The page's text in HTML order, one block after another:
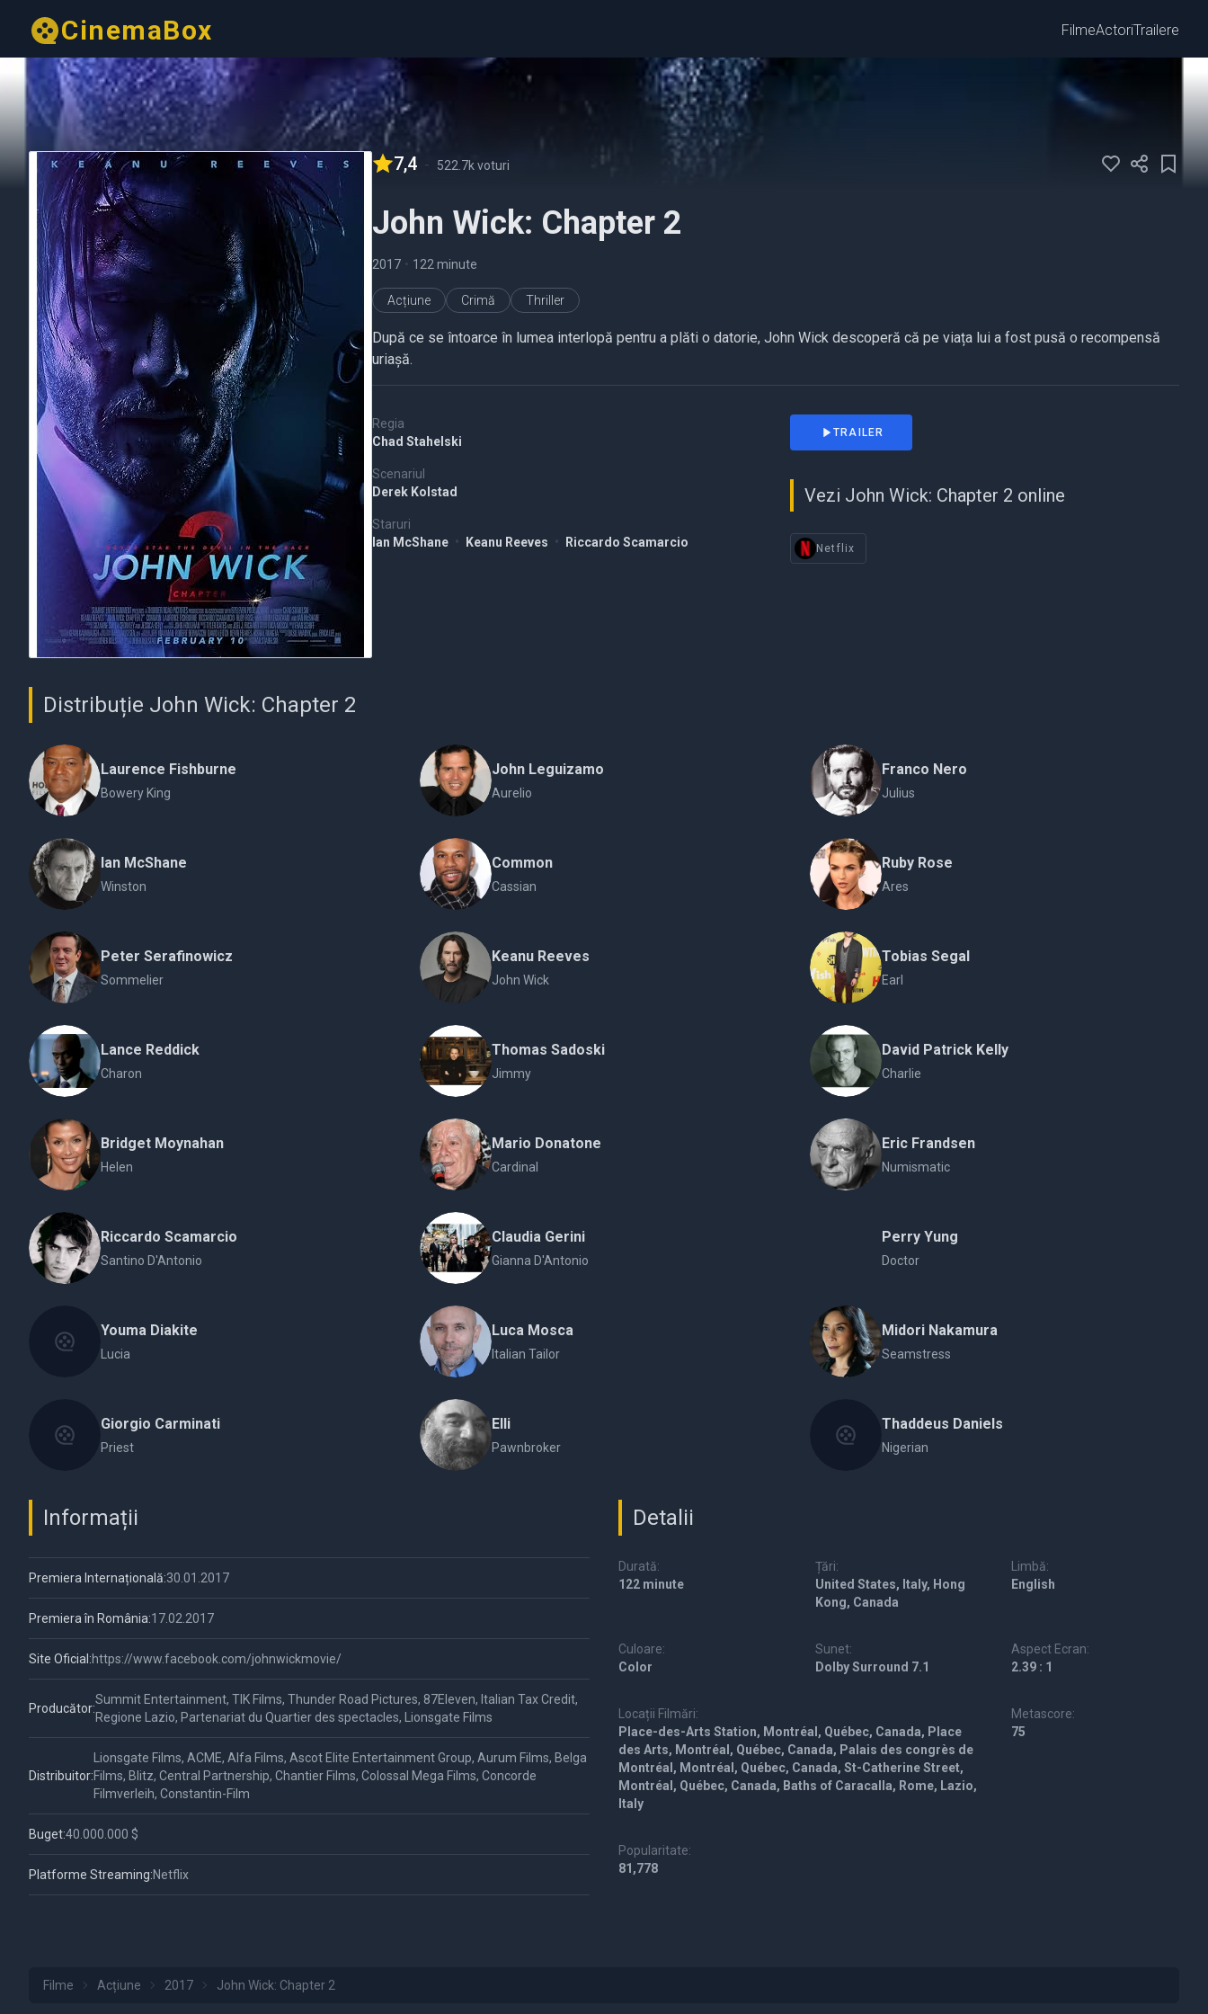
CinemaBox FilmeActoriTrailere
7,4 - 522.7k voturi
John Wick: Chapter 2
2017 • 122 minute
Acțiune Crimă Thriller
După ce se întoarce în lumea interlopă pentru a plăti o datorie, John Wick descoperă că pe viața lui a fost pusă o recompensă
uriașă.
Regia
Chad Stahelski
Scenariul
Derek Kolstad
Staruri
Ian McShane • Keanu Reeves • Riccardo Scamarcio
TRAILER
Vezi John Wick: Chapter 2 online
Netflix
Distribuție John Wick: Chapter 2
Laurence Fishburne
Bowery King
John Leguizamo
Aurelio
Franco Nero
Julius
Ian McShane
Winston
Common
Cassian
Ruby Rose
Ares
Peter Serafinowicz
Sommelier
Keanu Reeves
John Wick
Tobias Segal
Earl
Lance Reddick
Charon
Thomas Sadoski
Jimmy
David Patrick Kelly
Charlie
Bridget Moynahan
Helen
Mario Donatone
Cardinal
Eric Frandsen
Numismatic
Riccardo Scamarcio
Santino D'Antonio
Claudia Gerini
Gianna D'Antonio
Perry Yung
Doctor
Youma Diakite
Lucia
Luca Mosca
Italian Tailor
Midori Nakamura
Seamstress
Giorgio Carminati
Priest
Elli
Pawnbroker
Thaddeus Daniels
Nigerian
Informații
Premiera Internațională:30.01.2017
Premiera în România:17.02.2017
Site Oficial:https://www.facebook.com/johnwickmovie/
Producător:
Summit Entertainment, TIK Films, Thunder Road Pictures, 87Eleven, Italian Tax Credit,
Regione Lazio, Partenariat du Quartier des spectacles, Lionsgate Films
Distribuitor:
Lionsgate Films, ACME, Alfa Films, Ascot Elite Entertainment Group, Aurum Films, Belga
Films, Blitz, Central Partnership, Chantier Films, Colossal Mega Films, Concorde
Filmverleih, Constantin-Film
Buget:40.000.000 $
Platforme Streaming:Netflix
Detalii
Durată:
122 minute
Țări:
United States, Italy, Hong
Kong, Canada
Limbă:
English
Culoare:
Color
Sunet:
Dolby Surround 7.1
Aspect Ecran:
2.39 : 1
Locații Filmări:
Place-des-Arts Station, Montréal, Québec, Canada, Place
des Arts, Montréal, Québec, Canada, Palais des congrès de
Montréal, Montréal, Québec, Canada, St-Catherine Street,
Montréal, Québec, Canada, Baths of Caracalla, Rome, Lazio,
Italy
Metascore:
75
Popularitate:
81,778
Filme Acțiune 2017 John Wick: Chapter 2